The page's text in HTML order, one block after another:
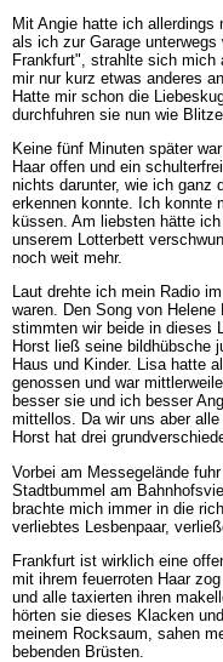
Mit Angie hatte ich allerdings
als ich zur Garage
Frankfurt", strahlte sich
mir nur kurz etwas anderes
Hatte mir schon die
durchfuhren sie nun wie
Keine fünf Minuten später
Haar offen und ein
nichts darunter, wie ich ganz
erkennen konnte. Ich konnte
küssen. Am liebsten hätte
unserem Lotterbett
noch weit mehr.
Laut drehte ich mein Radio
waren. Den Song von
stimmten wir beide in dieses
Horst ließ seine bildhübsche
Haus und Kinder. Lisa hatte
genossen und war
besser sie und ich besser
mittellos. Da wir uns aber
Horst hat drei
Vorbei am Messegelände
Stadtbummel am
brachte mich immer in die
verliebtes Lesbenpaar,
Frankfurt ist wirklich eine
mit ihrem feuerroten Haar
und alle taxierten ihren
hörten sie dieses Klacken
meinem Rocksaum, sahen
bebenden Brüsten.